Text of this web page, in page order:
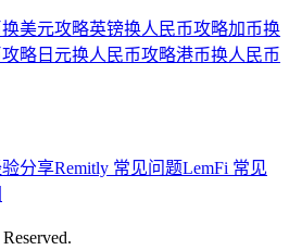
美元攻略英镑换人民币攻略加币换
略 日元换人民币攻略港币换人民币
分享Remitly 常见问题LemFi 常见